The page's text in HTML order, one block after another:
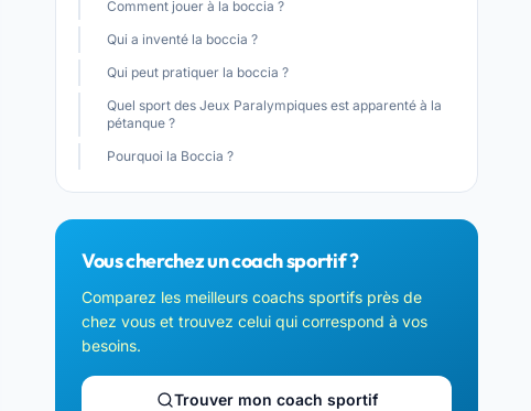
Comment jouer à la boccia ?
Qui a inventé la boccia ?
Qui peut pratiquer la boccia ?
Quel sport des Jeux Paralympiques est apparenté à la
pétanque ?
Pourquoi la Boccia ?
Vous cherchez un coach sportif ?
Comparez les meilleurs coachs sportifs près de
chez vous et trouvez celui qui correspond à vos
besoins.
Trouver mon coach sportif